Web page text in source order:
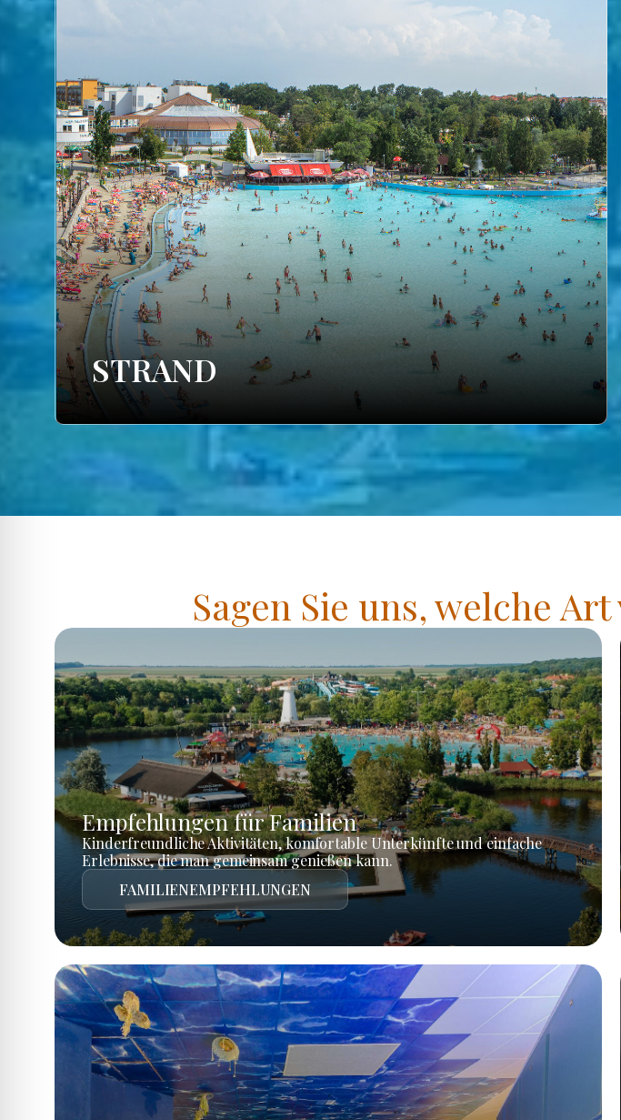
STRAND
Sagen Sie uns, welche
Empfehlungen für Familien
Kinderfreundliche Aktivitäten, komfortable Unterkünfte und einfache
Erlebnisse, die man gemeinsam genießen kann.
FAMILIENEMPFEHLUNGEN